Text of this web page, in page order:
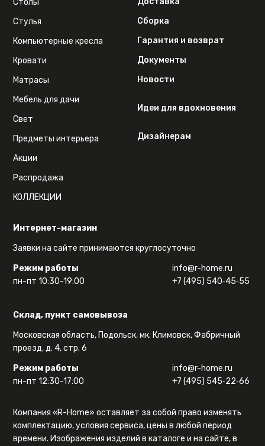
Интернет-магазин
Заявки на сайте принимаются круглосуточно
Режим работы
пн-пт 10:30-19:00
info@r-home.ru
+7 (495) 540‑45‑55
Склад, пункт самовывоза
Московская область, Подольск, мк. Климовск, Фабричный
проезд, д. 4, стр. 6
Режим работы
пн-пт 12:30-17:00
info@r-home.ru
+7 (495) 545‑22‑66
Столы
Стулья
Компьютерные кресла
Кровати
Матрасы
Мебель для дачи
Свет
Предметы интерьера
Акции
Распродажа
КОЛЛЕКЦИИ
Сборка
Гарантия и возврат
Документы
Новости
Идеи для вдохновения
Дизайнерам
Компания «R-Home» оставляет за собой право изменять
комплектацию, условия сервиса, цены в любой период
времени. Изображения изделий в каталоге и на сайте, в